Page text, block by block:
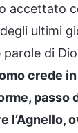
accettato
ultimi
di
crede
passo
l’Agnello,